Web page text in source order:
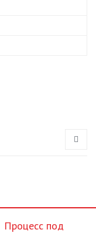
Процесс под